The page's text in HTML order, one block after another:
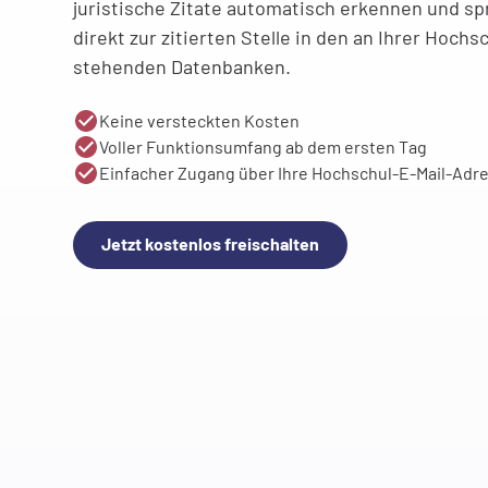
juristische Zitate automatisch erkennen und
direkt zur zitierten Stelle in den an Ihrer
stehenden Datenbanken.
Keine versteckten Kosten
Voller Funktionsumfang ab dem ersten Tag
Einfacher Zugang über Ihre Hochschul-E-Mail-
Jetzt kostenlos freischalten